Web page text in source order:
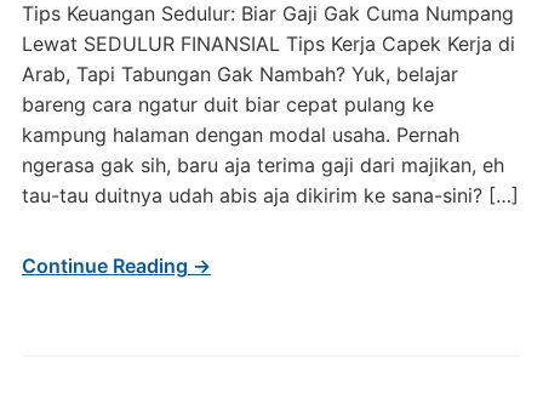
Tips Keuangan Sedulur: Biar Gaji Gak Cuma Numpang
Lewat SEDULUR FINANSIAL Tips Kerja Capek Kerja di
Arab, Tapi Tabungan Gak Nambah? Yuk, belajar
bareng cara ngatur duit biar cepat pulang ke
kampung halaman dengan modal usaha. Pernah
ngerasa gak sih, baru aja terima gaji dari majikan, eh
tau-tau duitnya udah abis aja dikirim ke sana-sini? […]
Continue Reading →